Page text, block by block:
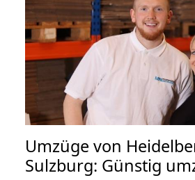
Umzüge von
Sulzburg: Günstig